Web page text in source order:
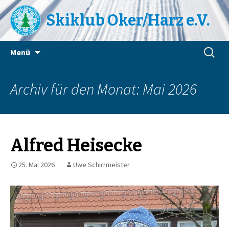
Skiklub Oker/Harz e.V.
Menü
Suchen
nach:
Archiv für den Monat: Mai 2026
Alfred Heisecke
25. Mai 2026 Uwe Schirrmeister